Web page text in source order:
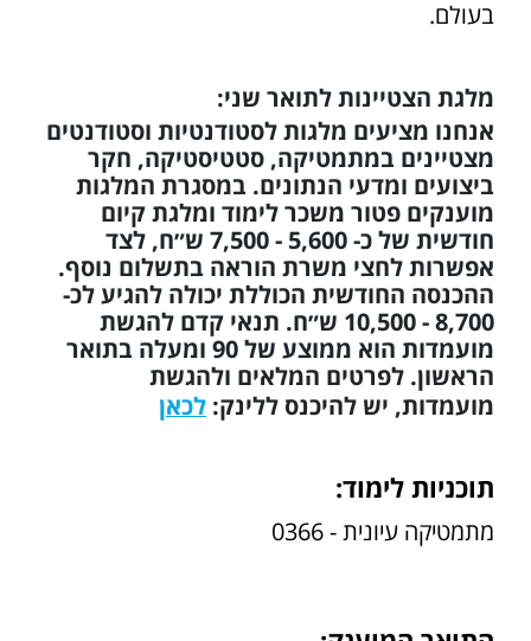
בעולם.
מלגת הצטיינות לתואר שני:
אנחנו מציעים מלגות לסטודנטיות וסטודנטים
מצטיינים במתמטיקה, סטטיסטיקה, חקר
ביצועים ומדעי הנתונים. במסגרת המלגות
מוענקים פטור משכר לימוד ומלגת קיום
חודשית של כ- 5,600 - 7,500 ש״ח, לצד
אפשרות לחצי משרת הוראה בתשלום נוסף.
ההכנסה החודשית הכוללת יכולה להגיע לכ-
8,700 - 10,500 ש״ח. תנאי קדם להגשת
מועמדות הוא ממוצע של 90 ומעלה בתואר
הראשון. לפרטים המלאים ולהגשת
מועמדות, יש להיכנס ללינק:לכאן
תוכניות לימוד:
מתמטיקה עיונית - 0366